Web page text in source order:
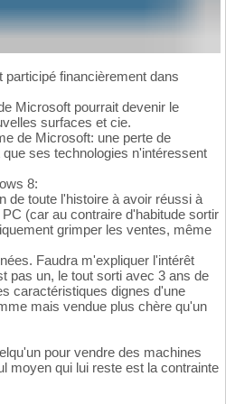
financièrement dans
Microsoft pourrait devenir le
surfaces et cie.
de Microsoft: une perte de
ses technologies n'intéressent
8:
de toute l'histoire à avoir réussi à
(car au contraire d'habitude sortir
grimper les ventes, même
Faudra m'expliquer l'intérêt
pas un, le tout sorti avec 3 ans de
caractéristiques dignes d'une
mais vendue plus chère qu'un
pour vendre des machines
moyen qui lui reste est la contrainte